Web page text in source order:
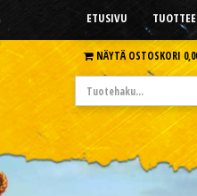
ETUSIVU
NÄYTÄ OSTOSKORI